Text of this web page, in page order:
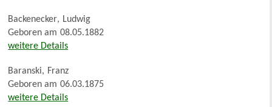
Backenecker, Ludwig
Geboren am 08.05.1882
weitere Details
Baranski, Franz
Geboren am 06.03.1875
weitere Details